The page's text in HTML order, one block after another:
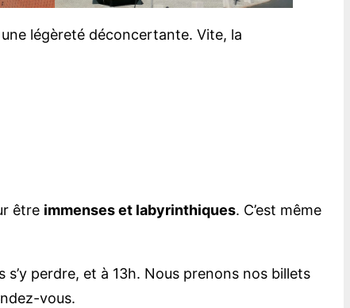
légèreté déconcertante. Vite, la
être immenses et labyrinthiques. C’est même
perdre, et à 13h. Nous prenons nos billets
vous.